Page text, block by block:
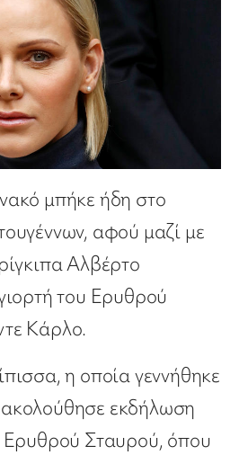
μπήκε ήδη στο
αφού μαζί με
Αλβέρτο
του Ερυθρού
Κάρλο.
η οποία γεννήθηκε
εκδήλωση
Ερυθρού Σταυρού, όπου